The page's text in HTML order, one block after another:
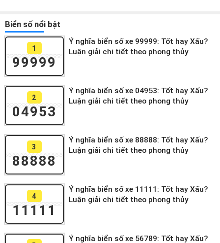
Biển số nổi bật
1
99999
Ý nghĩa biển số xe 99999: Tốt hay Xấu?
Luận giải chi tiết theo phong thủy
2
04953
Ý nghĩa biển số xe 04953: Tốt hay Xấu?
Luận giải chi tiết theo phong thủy
3
88888
Ý nghĩa biển số xe 88888: Tốt hay Xấu?
Luận giải chi tiết theo phong thủy
4
11111
Ý nghĩa biển số xe 11111: Tốt hay Xấu?
Luận giải chi tiết theo phong thủy
Ý nghĩa biển số xe 56789: Tốt hay Xấu?